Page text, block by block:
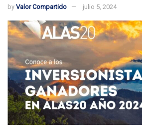
by Valor Compartido julio 5, 2024